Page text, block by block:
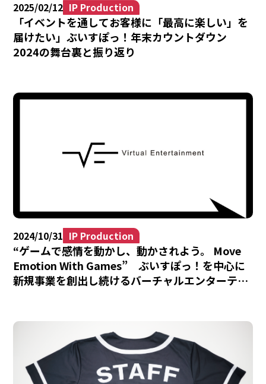
2025/02/12 IP Production
「イベントを通してお客様に「最高に楽しい」を
届けたい」ぶいすぽっ！年末カウントダウン
2024の舞台裏と振り返り
2024/10/31 IP Production
“ゲームで感情を動かし、動かされよう。 Move
Emotion With Games” ぶいすぽっ！を中心に
新規事業を創出し続けるバーチャルエンターテイ